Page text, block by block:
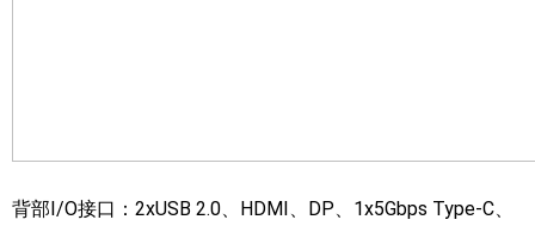
背部I/O接口：2xUSB 2.0、HDMI、DP、1x5Gbps Type-C、